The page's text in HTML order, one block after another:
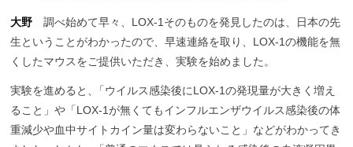
大野調べ始めて早々、LOX-1そのものを発見したのは、日本の先
生ということがわかったので、早速連絡を取り、LOX-1の機能を無
くしたマウスをご提供いただき、実験を始めました。
実験を進めると 、
「ウイルス感染後にLOX-1の発現量が大きく増え
ること」や「LOX-1が無くてもインフルエンザウイルス感染後の体
重減少や血中サイトカイン量は変わらないこと」などがわかってき